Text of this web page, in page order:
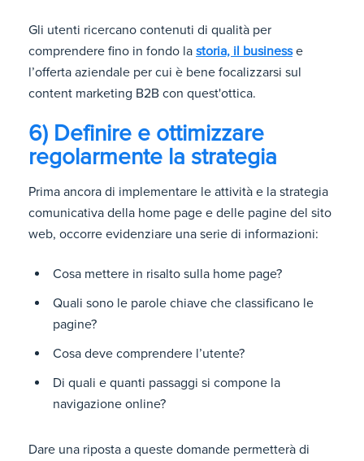
Gli utenti ricercano contenuti di qualità per
comprendere fino in fondo la storia, il businesse
l’offerta aziendale per cui è bene focalizzarsi sul
content marketing B2B con quest'ottica.
6) Definire e ottimizzare
regolarmente la strategia
Prima ancora di implementare le attività e la strategia
comunicativa della home page e delle pagine del sito
web, occorre evidenziare una serie di informazioni:
Cosa mettere in risalto sulla home page?
Quali sono le parole chiave che classificano le
pagine?
Cosa deve comprendere l’utente?
Di quali e quanti passaggi si compone la
navigazione online?
Dare una riposta a queste domande permetterà di